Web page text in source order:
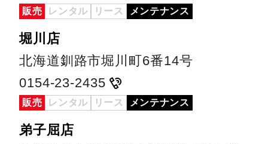
販売 レンタル リース メンテナンス
堀川店
北海道釧路市堀川町6番14号
0154-23-2435
販売 レンタル リース メンテナンス
弟子屈店